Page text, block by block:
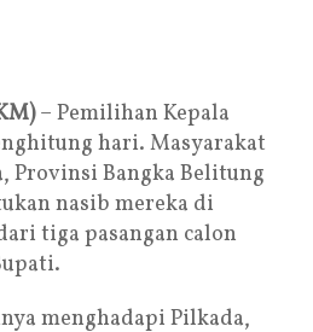
– Pemilihan Kepala
hari. Masyarakat
Provinsi Bangka Belitung
nasib mereka di
tiga pasangan calon
menghadapi Pilkada,